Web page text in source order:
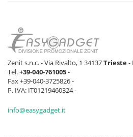
Zenit s.n.c. - Via Rivalto, 1 34137Trieste-
Tel.+39-040-761005-
Fax +39-040-3725826 -
P. IVA: IT01219460324 -
info@easygadget.it